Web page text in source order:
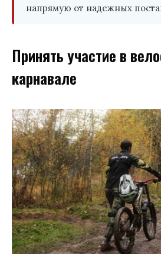
напрямую от надежных
Принять участие в
карнавале